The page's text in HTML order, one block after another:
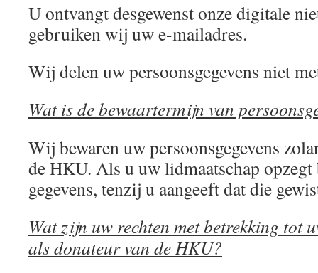
U ontvangt desgewenst onze digitale
gebruiken wij uw e-mailadres.
Wij delen uw persoonsgegevens niet
Wat is de bewaartermijn van
Wij bewaren uw persoonsgegevens
de HKU. Als u uw lidmaatschap
gegevens, tenzij u aangeeft dat die
Wat zijn uw rechten met betrekking tot
als donateur van de HKU?